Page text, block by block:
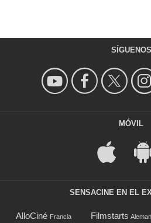
SÍGUENOS
MÓVIL
SENSACINE EN EL
AlloCiné Francia Filmstarts